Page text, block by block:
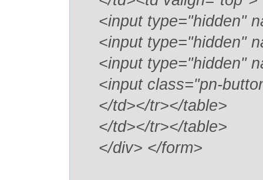
<input type="hidden"
<input type="hidden"
<input type="hidden"
<input class="pn-
</td></tr></table>
</td></tr></table>
</div> </form>